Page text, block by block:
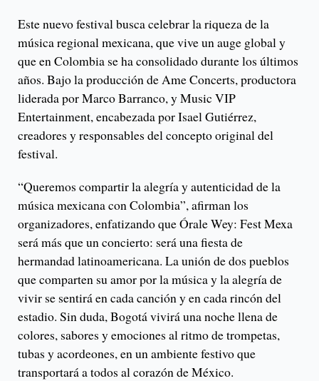
Este nuevo festival busca celebrar la riqueza de la
música regional mexicana, que vive un auge global y
que en Colombia se ha consolidado durante los últimos
años. Bajo la producción de Ame Concerts, productora
liderada por Marco Barranco, y Music VIP
Entertainment, encabezada por Isael Gutiérrez,
creadores y responsables del concepto original del
festival.
“Queremos compartir la alegría y autenticidad de la
música mexicana con Colombia”, afirman los
organizadores, enfatizando que Órale Wey: Fest Mexa
será más que un concierto: será una fiesta de
hermandad latinoamericana. La unión de dos pueblos
que comparten su amor por la música y la alegría de
vivir se sentirá en cada canción y en cada rincón del
estadio. Sin duda, Bogotá vivirá una noche llena de
colores, sabores y emociones al ritmo de trompetas,
tubas y acordeones, en un ambiente festivo que
transportará a todos al corazón de México.